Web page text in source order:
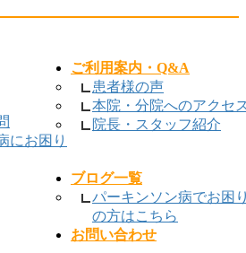
にお困り
ご利用案内・Q&A
患者様の声
本院・分院へのアクセ
院長・スタッフ紹介
ブログ一覧
パーキンソン病でお困
の方はこちら
お問い合わせ